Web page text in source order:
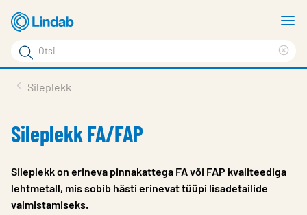
Mine
põhisisu
juurde
Otsi
Otsi
Meist
Logi sisse
Sileplekk
Sileplekk FA/FAP
Sileplekk on erineva pinnakattega FA või FAP kvaliteediga
lehtmetall, mis sobib hästi erinevat tüüpi lisadetailide
valmistamiseks.